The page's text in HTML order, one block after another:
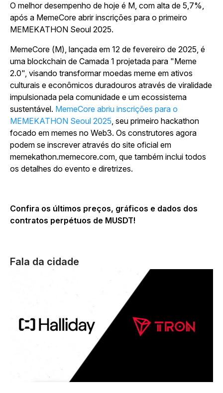
O melhor desempenho de hoje é M, com alta de 5,7%,
após a MemeCore abrir inscrições para o primeiro
MEMEKATHON Seoul 2025.
MemeCore (M), lançada em 12 de fevereiro de 2025, é
uma blockchain de Camada 1 projetada para "Meme
2.0", visando transformar moedas meme em ativos
culturais e econômicos duradouros através de viralidade
impulsionada pela comunidade e um ecossistema
sustentável. MemeCore abriu inscrições para o
MEMEKATHON Seoul 2025 , seu primeiro hackathon
focado em memes no Web3. Os construtores agora
podem se inscrever através do site oficial em
memekathon.memecore.com, que também inclui todos
os detalhes do evento e diretrizes.
Confira os últimos preços, gráficos e dados dos
contratos perpétuos de MUSDT!
Fala da cidade